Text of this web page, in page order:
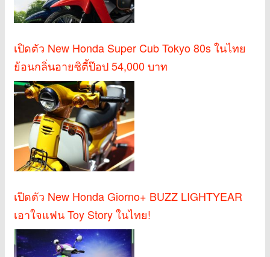
เปิดตัว New Honda Super Cub Tokyo 80s ในไทย
ย้อนกลิ่นอายซิตี้ป๊อป 54,000 บาท
เปิดตัว New Honda Giorno+ BUZZ LIGHTYEAR
เอาใจแฟน Toy Story ในไทย!